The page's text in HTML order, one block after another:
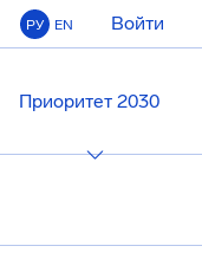
РУ EN Войти
Приоритет 2030